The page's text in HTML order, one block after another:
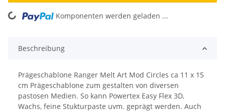
Loading... Komponenten werden geladen ...
Beschreibung
Prägeschablone Ranger Melt Art Mod Circles ca 11 x 15
cm Prägeschablone zum gestalten von diversen
pastosen Medien. So kann Powertex Easy Flex 3D,
Wachs, feine Stukturpaste uvm. geprägt werden. Auch